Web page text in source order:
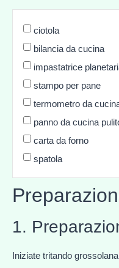
ciotola
bilancia da cucina
impastatrice
stampo per pane
termometro da
panno da cucina
carta da forno
spatola
1.
Iniziate tritando